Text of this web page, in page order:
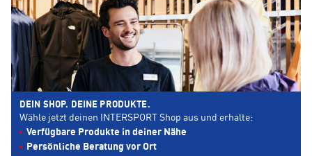
DEIN SHOP. DEINE PRODUKTE.
Wähle jetzt deinen INTERSPORT Shop aus und erhalte:
Verfügbare Produkte in deiner Nähe
Persönliche Beratung vor Ort